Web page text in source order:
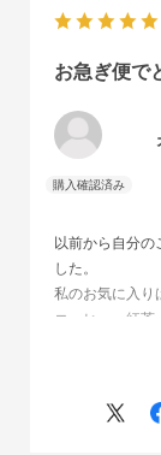
お急ぎ便で
以前から自分の
した。
私のお気に入り
コーヒー、紅茶
急遽、知人へ